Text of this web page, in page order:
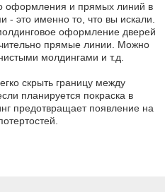
оформления и прямых линий в
- это именно то, что вы искали.
оформление дверей
прямые линии. Можно
молдингами и т.д.
скрыть границу между
планируется покраска в
предотвращает появление на